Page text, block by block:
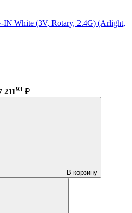
White (3V, Rotary, 2.4G) (Arlight,
21193 ₽
В корзину